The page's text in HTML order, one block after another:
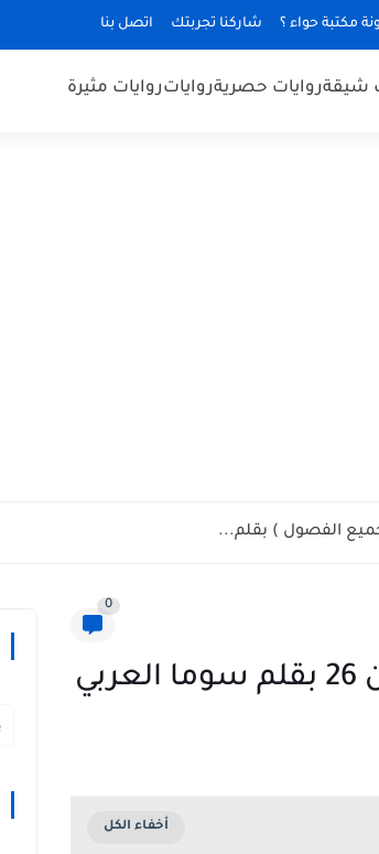
مكتبة حواء ؟ شاركنا تجربتك اتصل بنا
شيقةروايات حصريةرواياتروايات مثيرة
الفصول ) بقلم...
0